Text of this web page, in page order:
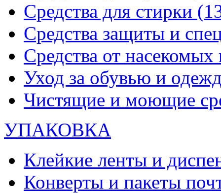
Средства для стирки
Средства защиты и
Средства от
Уход за обувью и
Чистящие и моющие
УПАКОВКА
Клейкие ленты и
Конверты и пакеты